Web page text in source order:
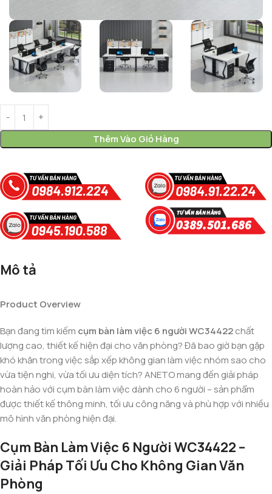
Thêm Vào Giỏ Hàng
Mô tả
Product Overview
Bạn đang tìm kiếm cụm bàn làm việc 6 người WC34422chất
lượng cao, thiết kế hiện đại cho văn phòng? Đã bao giờ bạn gặp
khó khăn trong việc sắp xếp không gian làm việc nhóm sao cho
vừa tiện nghi, vừa tối ưu diện tích? ANETO mang đến giải pháp
hoàn hảo với cụm bàn làm việc dành cho 6 người – sản phẩm
được thiết kế thông minh, tối ưu công năng và phù hợp với nhiều
mô hình văn phòng hiện đại.
Cụm Bàn Làm Việc 6 Người WC34422 –
Giải Pháp Tối Ưu Cho Không Gian Văn
Phòng